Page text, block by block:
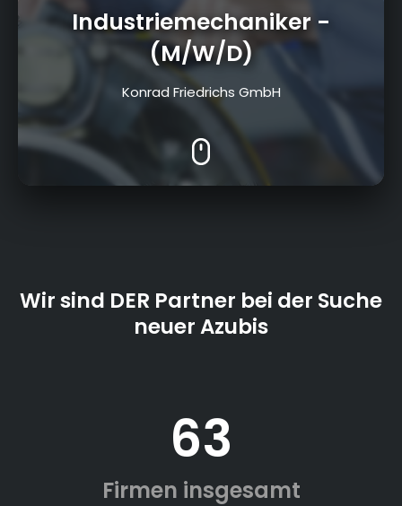
Industriemechaniker -
(M/W/D)
Konrad Friedrichs GmbH
Wir sind DER Partner bei der Suche
neuer Azubis
63
Firmen insgesamt